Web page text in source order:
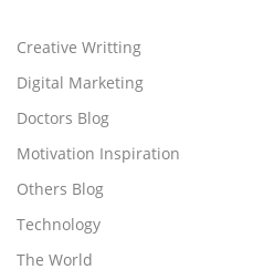
Creative Writting
Digital Marketing
Doctors Blog
Motivation Inspiration
Others Blog
Technology
The World